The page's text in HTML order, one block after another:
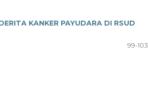
KANKER PAYUDARA DI RSUD
99-103